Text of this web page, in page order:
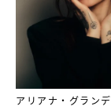
アリアナ・グランデ